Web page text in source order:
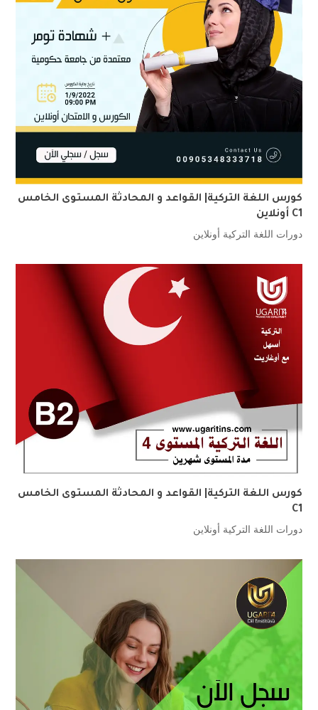
كورس اللغة التركية| القواعد و المحادثة المستوى الخامس
C1 أونلاين
دورات اللغة التركية أونلاين
كورس اللغة التركية| القواعد و المحادثة المستوى الخامس
C1
دورات اللغة التركية أونلاين